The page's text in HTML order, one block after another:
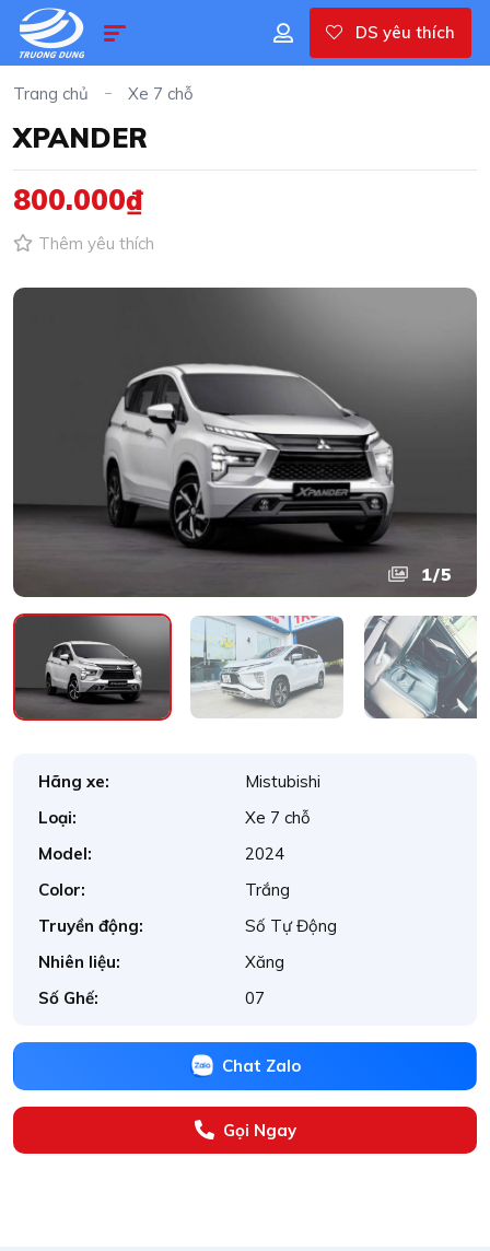
DS yêu thích
Trang chủ Xe 7 chỗ
XPANDER
800.000₫
Thêm yêu thích
1/5
Hãng xe:
Mistubishi
Loại:
Xe 7 chỗ
Model:
2024
Color:
Trắng
Truyền động:
Số Tự Động
Nhiên liệu:
Xăng
Số Ghế:
07
Chat Zalo
Gọi Ngay